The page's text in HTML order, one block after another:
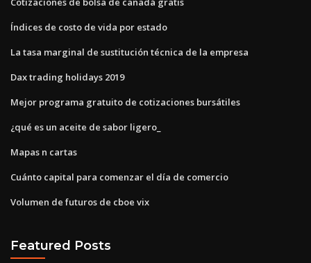
Índices de costo de vida por estado
La tasa marginal de sustitución técnica de la empresa
Dax trading holidays 2019
Mejor programa gratuito de cotizaciones bursátiles
¿qué es un aceite de sabor ligero_
Mapas n cartas
Cuánto capital para comenzar el día de comercio
Volumen de futuros de cboe vix
Featured Posts